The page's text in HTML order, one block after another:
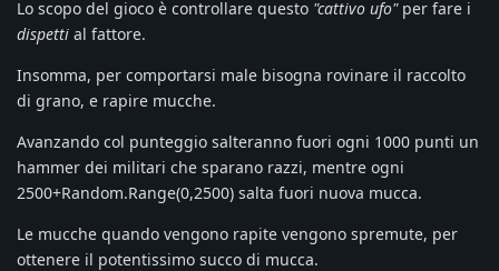
Lo scopo del gioco è controllare questo "cattivo ufo"per fare i
dispetti al fattore.
Insomma, per comportarsi male bisogna rovinare il raccolto
di grano, e rapire mucche.
Avanzando col punteggio salteranno fuori ogni 1000 punti un
hammer dei militari che sparano razzi, mentre ogni
2500+Random.Range(0,2500) salta fuori nuova mucca.
Le mucche quando vengono rapite vengono spremute, per
ottenere il potentissimo succo di mucca.